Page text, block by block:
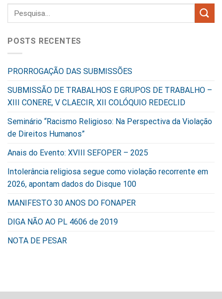
POSTS RECENTES
PRORROGAÇÃO DAS SUBMISSÕES
SUBMISSÃO DE TRABALHOS E GRUPOS DE TRABALHO –
XIII CONERE, V CLAECIR, XII COLÓQUIO REDECLID
Seminário “Racismo Religioso: Na Perspectiva da Violação
de Direitos Humanos”
Anais do Evento: XVIII SEFOPER – 2025
Intolerância religiosa segue como violação recorrente em
2026, apontam dados do Disque 100
MANIFESTO 30 ANOS DO FONAPER
DIGA NÃO AO PL 4606 de 2019
NOTA DE PESAR